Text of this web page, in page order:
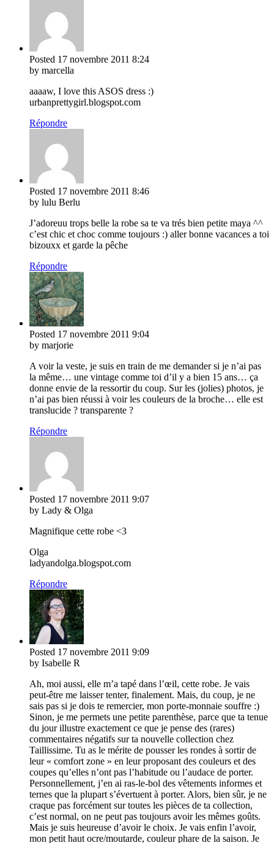
Posted 17 novembre 2011 8:24
by marcella
aaaaw, I love this ASOS dress :)
urbanprettygirl.blogspot.com
Répondre
Posted 17 novembre 2011 8:46
by lulu Berlu
J’adoreuu trops belle la robe sa te va trés bien petite maya ^^
c’est chic et choc comme toujours :) aller bonne vacances a toi
bizouxx et garde la pêche
Répondre
Posted 17 novembre 2011 9:04
by marjorie
A voir la veste, je suis en train de me demander si je n’ai pas
la même… une vintage comme toi d’il y a bien 15 ans… ça
donne envie de la ressortir du coup. Sur les (jolies) photos, je
n’ai pas bien réussi à voir les couleurs de la broche… elle est
translucide ? transparente ?
Répondre
Posted 17 novembre 2011 9:07
by Lady & Olga
Magnifique cette robe <3
Olga
ladyandolga.blogspot.com
Répondre
Posted 17 novembre 2011 9:09
by Isabelle R
Ah, moi aussi, elle m’a tapé dans l’œil, cette robe. Je vais
peut-être me laisser tenter, finalement. Mais, du coup, je ne
sais pas si je dois te remercier, mon porte-monnaie souffre :)
Sinon, je me permets une petite parenthèse, parce que ta tenue
du jour illustre exactement ce que je pense des (rares)
commentaires négatifs sur ta nouvelle collection chez
Taillissime. Tu as le mérite de pousser les rondes à sortir de
leur « comfort zone » en leur proposant des couleurs et des
coupes qu’elles n’ont pas l’habitude ou l’audace de porter.
Personnellement, j’en ai ras-le-bol des vêtements informes et
ternes que la plupart s’évertuent à porter. Alors, bien sûr, je ne
craque pas forcément sur toutes les pièces de ta collection,
c’est normal, on ne peut pas toujours avoir les mêmes goûts.
Mais je suis heureuse d’avoir le choix. Je vais enfin l’avoir,
mon petit haut ocre/moutarde, couleur phare de la saison. Je